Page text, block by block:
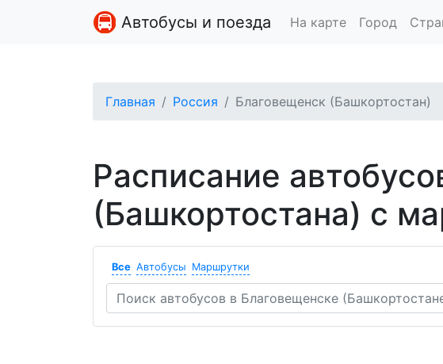
Автобусы и поезда На карте Город
Главная Россия Благовещенск (Башкортостан)
Расписание
(Башкортостана) с
Все Автобусы Маршрутки